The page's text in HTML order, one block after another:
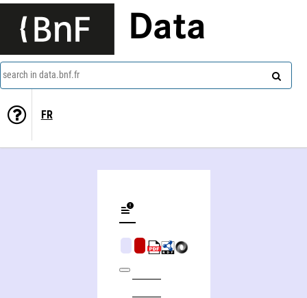
Data
search in data.bnf.fr
FR